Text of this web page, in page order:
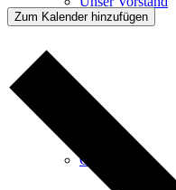
Ortsvereine
Zum Kalender hinzufügen